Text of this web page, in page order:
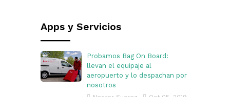
Apps y Servicios
Probamos Bag On Board:
llevan el equipaje al
aeropuerto y lo despachan por
nosotros